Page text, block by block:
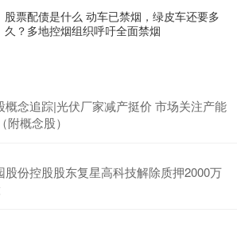
股票配债是什么 动车已禁烟，绿皮车还要多
久？多地控烟组织呼吁全面禁烟
概念追踪|光伏厂家减产挺价 市场关注产能
概念股）
股份控股股东复星高科技解除质押2000万